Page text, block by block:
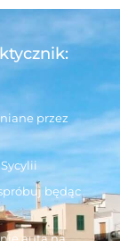
przez
będąc
auta na